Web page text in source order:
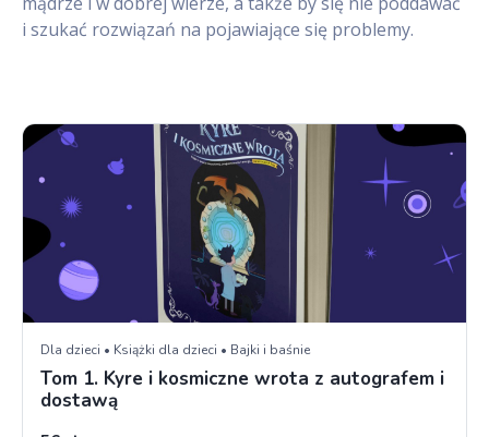
i szukać rozwiązań na pojawiające się problemy.